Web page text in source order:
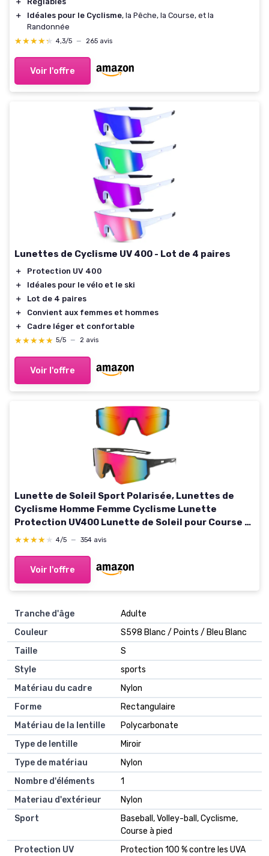
＋
Idéales pour le Cyclisme, la Pêche, la Course, et la
Randonnée
★★★★★
★★★★★ 4,3/5 — 265 avis
Voir l'offre
Lunettes de Cyclisme UV 400 - Lot de 4 paires
＋
Protection UV 400
＋
Idéales pour le vélo et le ski
＋
Lot de 4 paires
＋
Convient aux femmes et hommes
＋
Cadre léger et confortable
★★★★★
★★★★★ 5/5 — 2 avis
Voir l'offre
Lunette de Soleil Sport Polarisée, Lunettes de
Cyclisme Homme Femme Cyclisme Lunette
Protection UV400 Lunette de Soleil pour Course à
Pied Cyclisme Pêche Conduite Golf Ski Color 1
★★★★★
★★★★★ 4/5 — 354 avis
Voir l'offre
Tranche d'âge
‎Adulte
Couleur
‎S598 Blanc / Points / Bleu Blanc
Taille
‎S
Style
‎sports
Matériau du cadre
‎Nylon
Forme
‎Rectangulaire
Matériau de la lentille
‎Polycarbonate
Type de lentille
‎Miroir
Type de matériau
‎Nylon
Nombre d'éléments
‎1
Materiau d'extérieur
‎Nylon
Sport
‎Baseball, Volley-ball, Cyclisme,
Course à pied
Protection UV
‎Protection 100 % contre les UVA